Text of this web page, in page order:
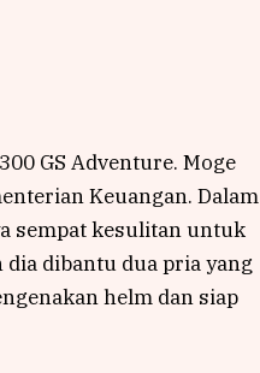
GS Adventure. Moge
Keuangan. Dalam
sempat kesulitan untuk
dibantu dua pria yang
helm dan siap